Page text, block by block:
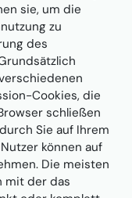
sie, um die
zu
des
Cookies, die
schließen
Sie auf Ihrem
können auf
Die meisten
mit der das